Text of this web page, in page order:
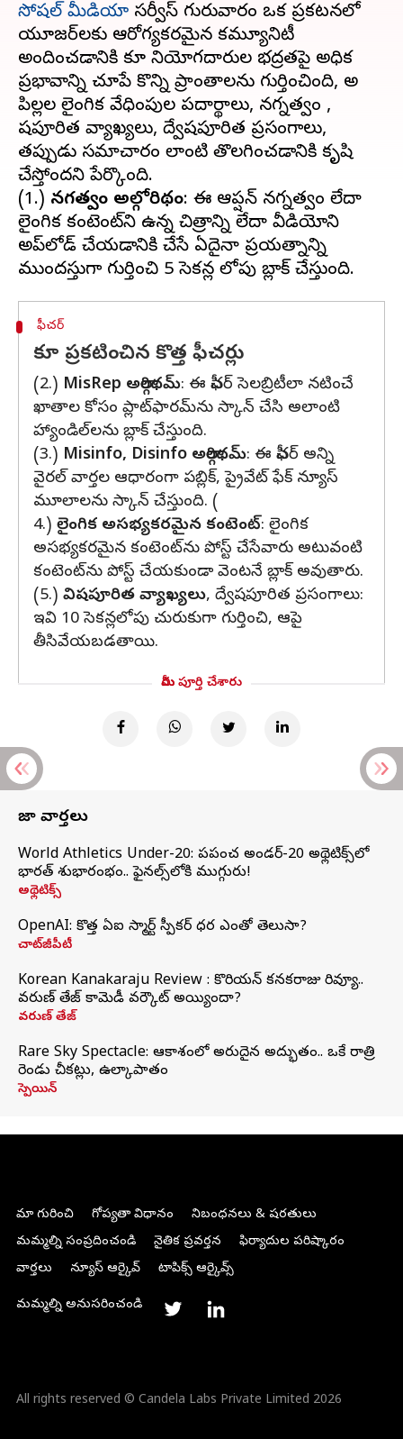
సోషల్ మీడియా సర్వీస్ గురువారం ఒక ప్రకటనలో
యూజర్‌లకు ఆరోగ్యకరమైన కమ్యూనిటీ
అందించడానికి కూ వినియోగదారుల భద్రతపై అధిక
ప్రభావాన్ని చూపే కొన్ని ప్రాంతాలను గుర్తించింది, అవి
పిల్లల లైంగిక వేధింపుల పదార్థాలు, నగ్నత్వం ,
విషపూరిత వ్యాఖ్యలు, ద్వేషపూరిత ప్రసంగాలు,
తప్పుడు సమాచారం లాంటివి తొలగించడానికి కృషి
చేస్తోందని పేర్కొంది.
(1.) నగ్నత్వం అల్గోరిథం: ఈ ఆప్షన్ నగ్నత్వం లేదా
లైంగిక కంటెంట్‌ని ఉన్న చిత్రాన్ని లేదా వీడియోని
అప్‌లోడ్ చేయడానికి చేసే ఏదైనా ప్రయత్నాన్ని
ఫీచర్
కూ ప్రకటించిన కొత్త ఫీచర్లు
(2.) MisRep అల్గారిథమ్: ఈ ఫీచర్ సెలబ్రిటీలా నటించే
ఖాతాల కోసం ప్లాట్‌ఫారమ్‌ను స్కాన్ చేసి అలాంటి
హ్యాండిల్‌లను బ్లాక్ చేస్తుంది.
(3.) Misinfo, Disinfo అల్గారిథమ్: ఈ ఫీచర్ అన్ని
వైరల్ వార్తల ఆధారంగా పబ్లిక్, ప్రైవేట్ ఫేక్ న్యూస్
మూలాలను స్కాన్ చేస్తుంది. (
4.) లైంగిక అసభ్యకరమైన కంటెంట్: లైంగిక
అసభ్యకరమైన కంటెంట్‌ను పోస్ట్ చేసేవారు అటువంటి
కంటెంట్‌ను పోస్ట్ చేయకుండా వెంటనే బ్లాక్ అవుతారు.
(5.) విషపూరిత వ్యాఖ్యలు, ద్వేషపూరిత ప్రసంగాలు:
ఇవి 10 సెకన్లలోపు చురుకుగా గుర్తించి, ఆపై
తీసివేయబడతాయి.
మీరు పూర్తి చేశారు
తాజా వార్తలు
World Athletics Under-20: ప్రపంచ అండర్-20 అథ్లెటిక్స్‌లో
భారత్‌ శుభారంభం.. ఫైనల్స్‌లోకి ముగ్గురు!
అథ్లెటిక్స్
OpenAI: కొత్త ఏఐ స్మార్ట్ స్పీకర్ ధర ఎంతో తెలుసా?
చాట్‌జీపీటీ
Korean Kanakaraju Review : కొరియన్ కనకరాజు రివ్యూ..
వరుణ్ తేజ్ కామెడీ వర్కౌట్ అయ్యిందా?
వరుణ్ తేజ్
Rare Sky Spectacle: ఆకాశంలో అరుదైన అద్భుతం.. ఒకే రాత్రి
రెండు చీకట్లు, ఉల్కాపాతం
స్పెయిన్
మా గురించి గోప్యతా విధానం
నిబంధనలు & షరతులు
మమ్మల్ని సంప్రదించండి
నైతిక ప్రవర్తన
ఫిర్యాదుల పరిష్కారం
వార్తలు
న్యూస్ ఆర్కైవ్ టాపిక్స్ ఆర్కైవ్స్
మమ్మల్ని అనుసరించండి
All rights reserved © Candela Labs Private Limited 2026